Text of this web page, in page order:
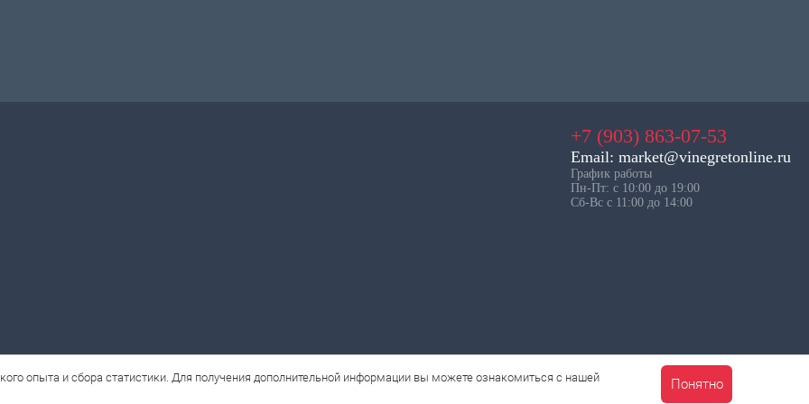
опыта и сбора статистики. Для получения дополнительной информации вы можете ознакомиться с нашей
Понятно
+7 (903) 863-07-53
Email: market@vinegretonline.ru
График работы
Пн-Пт: с 10:00 до 19:00
Сб-Вс с 11:00 до 14:00
КОРЗИНА 0